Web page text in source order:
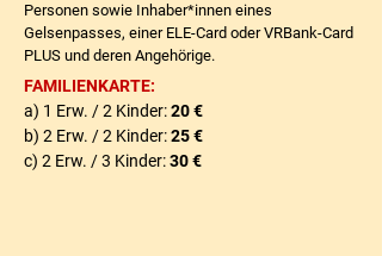
Personen sowie Inhaber*innen eines
Gelsenpasses, einer ELE-Card oder VRBank-Card
PLUS und deren Angehörige.
FAMILIENKARTE:
a) 1 Erw. / 2 Kinder:20 €
b) 2 Erw. / 2 Kinder:25 €
c) 2 Erw. / 3 Kinder:30 €